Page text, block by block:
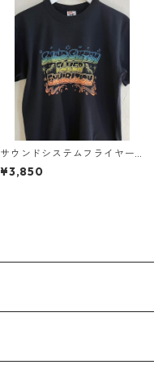
サウンドシステムフライヤー
展 Tシャツ
¥3,850